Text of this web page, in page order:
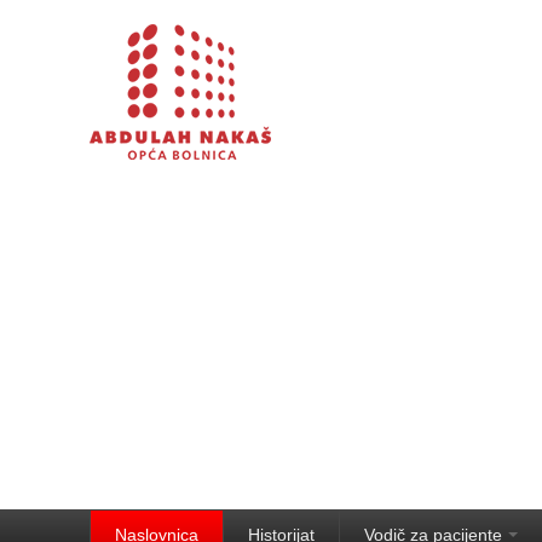
Naslovnica Historijat Vodič za pacijente